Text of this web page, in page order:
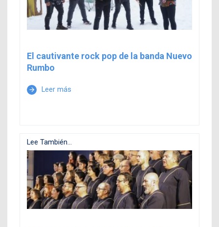
El cautivante rock pop de la banda Nuevo
Rumbo
arrow_forward Leer más
Lee También...